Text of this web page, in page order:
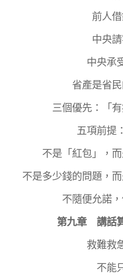
前人
中央
中央承
省產是省
三個優先：「
五項前提
不是「紅包」，
不是多少錢的問題，
不隨便允諾
第九章 講話
救難救
不能